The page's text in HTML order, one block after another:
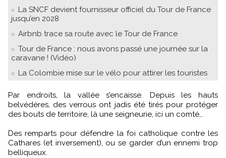
La SNCF devient fournisseur officiel du Tour de France
jusqu’en 2028
Airbnb trace sa route avec le Tour de France
Tour de France : nous avons passé une journée sur la
caravane ! (Vidéo)
La Colombie mise sur le vélo pour attirer les touristes
Par endroits, la vallée s’encaisse. Depuis les hauts
belvédères, des verrous ont jadis été tirés pour protéger
des bouts de territoire, là une seigneurie, ici un comté…
Des remparts pour défendre la foi catholique contre les
Cathares (et inversement), ou se garder d’un ennemi trop
belliqueux.